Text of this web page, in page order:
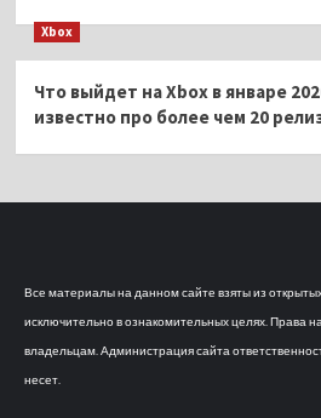
Xbox
Что выйдет на Xbox в январе
известно про более чем 20
Все материалы на данном сайте взяты из
исключительно в ознакомительных целях. Права
владельцам. Администрация сайта
несет.